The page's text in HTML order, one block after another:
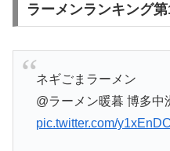
ラーメンランキング
ネギごまラーメン
@ラーメン暖暮 博多中
pic.twitter.com/